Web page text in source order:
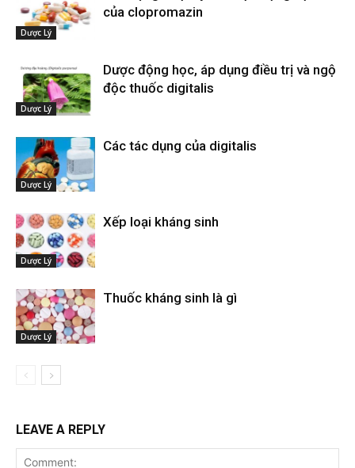
Dược Lý
của clopromazin
Dược Lý
Dược động học, áp dụng điều trị và ngộ
độc thuốc digitalis
Dược Lý
Các tác dụng của digitalis
Dược Lý
Xếp loại kháng sinh
Dược Lý
Thuốc kháng sinh là gì
LEAVE A REPLY